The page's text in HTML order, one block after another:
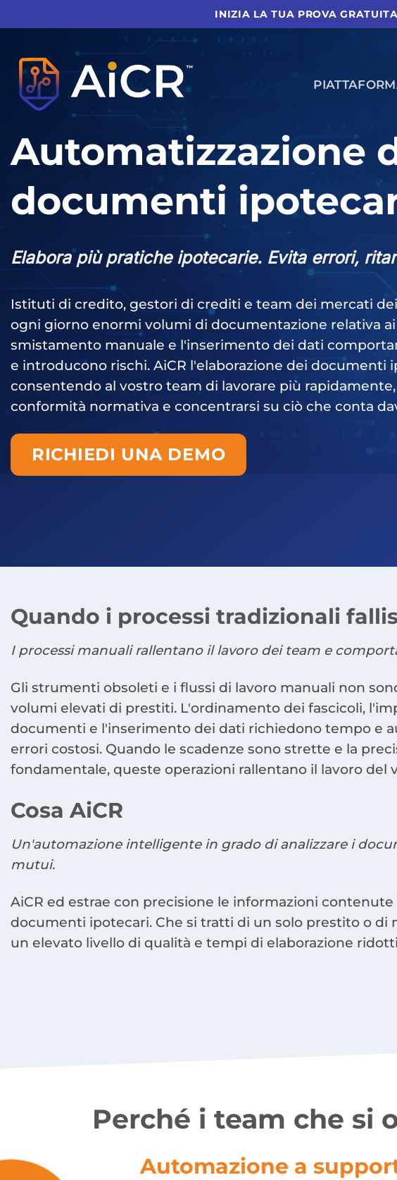
al
INIZIA LA TUA PROVA
Automatizzazione
documenti
Elabora più pratiche ipotecarie. Evita errori,
Istituti di credito, gestori di crediti e team dei mercati
ogni giorno enormi volumi di documentazione relativa
smistamento manuale e l'inserimento dei dati
e introducono rischi. AiCR l'elaborazione dei documenti
consentendo al vostro team di lavorare più
conformità normativa e concentrarsi su ciò che conta
RICHIEDI UNA DEMO
Quando i processi tradizionali
I processi manuali rallentano il lavoro dei team e
Gli strumenti obsoleti e i flussi di lavoro manuali non
volumi elevati di prestiti. L'ordinamento dei fascicoli,
documenti e l'inserimento dei dati richiedono tempo e
errori costosi. Quando le scadenze sono strette e la
fondamentale, queste operazioni rallentano il lavoro del
Cosa AiCR
Un'automazione intelligente in grado di analizzare i
mutui.
AiCR ed estrae con precisione le informazioni
documenti ipotecari. Che si tratti di un solo prestito o di
un elevato livello di qualità e tempi di elaborazione
Perché i team che si
Automazione a